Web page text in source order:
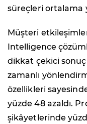
süreçleri ortalama
Müşteri
Intelligence
dikkat çekici
zamanlı
özellikleri
yüzde 48 azaldı.
şikâyetlerinde